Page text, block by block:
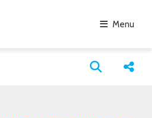
Menu
Open